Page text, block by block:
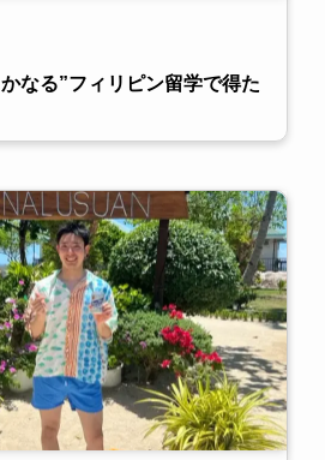
かなる”フィリピン留学で得た